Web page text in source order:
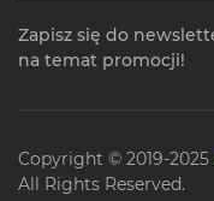
Zapisz się do
na temat promocji!
Copyright © 2019-2025
All Rights Reserved.